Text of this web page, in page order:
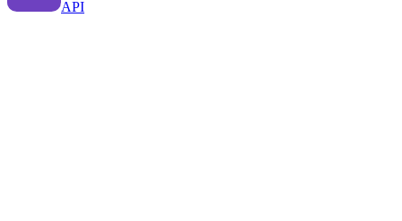
API